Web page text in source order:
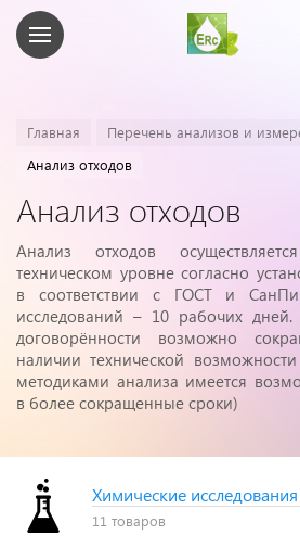
Главная
Перечень анализов и
Анализ отходов
Анализ отходов
Анализ отходов
техническом уровне согласно
в соответствии с ГОСТ и
исследований – 10 рабочих
договорённости возможно
наличии технической
методиками анализа имеется
в более сокращенные сроки)
Химические
11 товаров